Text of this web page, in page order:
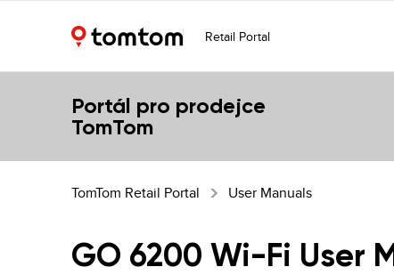
Retail Portal
Portál pro prodejce
TomTom
TomTom Retail Portal User Manuals
GO 6200 Wi-Fi User